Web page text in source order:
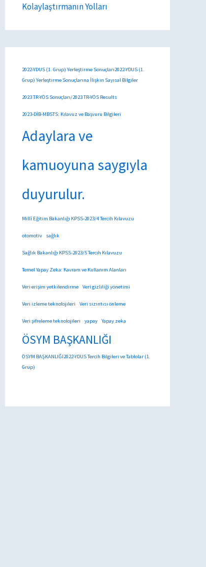
Kolaylaştırmanın Yolları
2022-YDUS (1. Grup) Yerleştirme Sonuçları2022-YDUS (1.
Grup) Yerleştirme Sonuçlarına İlişkin Sayısal Bilgiler
2023 TR-YÖS Sonuçları/2023 TR-YÖS Results
2023-DİB-MBSTS: Kılavuz ve Başvuru Bilgileri
Adaylara ve
kamuoyuna saygıyla
duyurulur.
Millî Eğitim Bakanlığı KPSS-2023/4 Tercih Kılavuzu
otomotiv sağlık
Sağlık Bakanlığı KPSS-2023/5 Tercih Kılavuzu
Temel Yapay Zeka: Kavram ve Kullanım Alanları
Veri erişim yetkilendirme Veri gizliliği yönetimi
Veri izleme teknolojileri Veri sızıntısı önleme
Veri şifreleme teknolojileri yapay Yapay zeka
ÖSYM BAŞKANLIĞI
ÖSYM BAŞKANLIĞI2022-YDUS Tercih Bilgileri ve Tablolar (1.
Grup)